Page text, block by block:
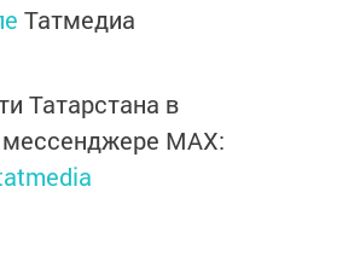
Татмедиа
Татарстана в
MАХ: